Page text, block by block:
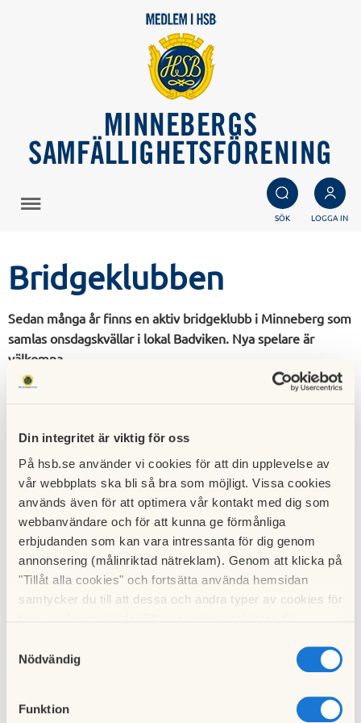
Din integritet är viktig för oss
På hsb.se använder vi cookies för att din upplevelse av
vår webbplats ska bli så bra som möjligt. Vissa cookies
används även för att optimera vår kontakt med dig som
webbanvändare och för att kunna ge förmånliga
erbjudanden som kan vara intressanta för dig genom
annonsering (målinriktad nätreklam). Genom att klicka på
"Tillåt alla cookies" och fortsätta använda hemsidan
samtycker du till att dessa och andra typer av cookies för
cookies och välja att endast tillåta ett urval.
Nödvändig
Funktion
MINNEBERGS
SAMFÄLLIGHETSFÖRENING
SÖK LOGGA IN
Bridgeklubben
Sedan många år finns en aktiv bridgeklubb i Minneberg som
samlas onsdagskvällar i lokal Badviken. Nya spelare är
välkomna.